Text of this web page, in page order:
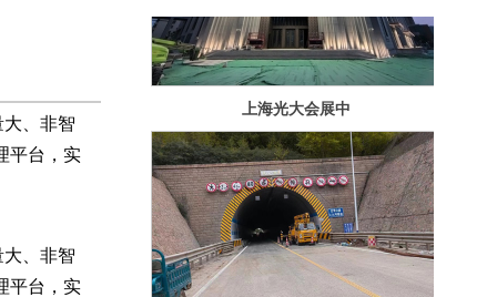
上海光大会展中
心泛光照明
、非智
平台，实
、非智
平台，实